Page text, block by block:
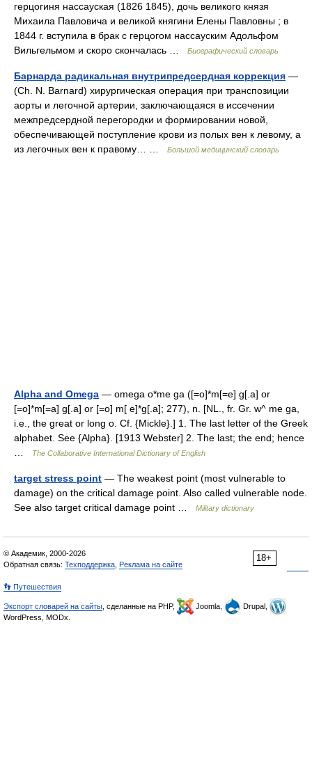
герцогиня нассауская (1826 1845), дочь великого князя
Михаила Павловича и великой княгини Елены Павловны ; в
1844 г. вступила в брак с герцогом нассауским Адольфом
Вильгельмом и скоро скончалась …
Биографический словарь
Барнарда радикальная внутрипредсердная коррекция —
(Ch. N. Barnard) хирургическая операция при транспозиции
аорты и легочной артерии, заключающаяся в иссечении
межпредсердной перегородки и формировании новой,
обеспечивающей поступление крови из полых вен к левому, а
из легочных вен к правому… …
Большой медицинский словарь
Alpha and Omega — omega o*me ga ([=o]*m[=e] g[.a] or
[=o]*m[=a] g[.a] or [=o] m[ e]*g[.a]; 277), n. [NL., fr. Gr. w^ me ga,
i.e., the great or long o. Cf. {Mickle}.] 1. The last letter of the Greek
alphabet. See {Alpha}. [1913 Webster] 2. The last; the end; hence
The Collaborative International Dictionary of English
target stress point — The weakest point (most vulnerable to
damage) on the critical damage point. Also called vulnerable node.
See also target critical damage point …
Military dictionary
18+
© Академик, 2000-2026
Обратная связь: Техподдержка Реклама на сайте
👣 Путешествия
Экспорт словарей на сайты , сделанные на PHP, Joomla,
Drupal,
WordPress, MODx.